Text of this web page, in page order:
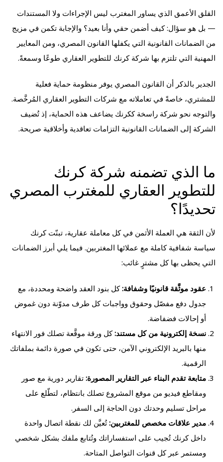
القلق الأعمق الذي يساور المغترب ليس الإجراءات ولا المستندات
— بل هو سؤال: كيف أضمن حقي وأنا بعيد؟ والإجابة تكمن في مزيج
من الضمانات القانونية التي يكفلها القانون المصري، ومن المعايير
المهنية التي تلتزم بها شركة كرنك للتطوير العقاري طوعًا وسمعةً.
الجدير بالذكر أن القانون المصري يوفر منظومة حماية فعلية
للمشتري، خاصةً في تعاملاته مع شركات التطوير العقاري المُرخَّصة.
والتوجه نحو شركة راسخة ككرنك يضاعف هذه الحماية، إذ تُضيف
الشركة إلى الضمانات القانونية التزامات تعاقدية وأخلاقية صريحة.
ما الذي تضمنه شركة كرنك
للتطوير العقاري للمغترب المصري
تحديدًا؟
لأن الثقة هي العملة الأثمن في كل معاملة عقارية، تبنّت كرنك
سياسة شفافية كاملة مع عملائها المغتربين. فيما يلي أبرز الضمانات
التي يحظى بها كل مشترٍ غائب:
عقود موثَّقة قانونيًا وشفافة:كل بنود العقد واضحة ومحددة، مع
جدول دفع مفصّل وحقوق وواجبات كل طرف مدوّنة دون غموض
أو إحالات فضفاضة.
نسخة إلكترونية من كل مستند:كل ورقة موقَّعة تصلك فور الانتهاء
منها بالبريد الإلكتروني الآمن، حتى تكون في صورة دائمة بملفاتك
الرقمية.
متابعة تقدم البناء عبر التقارير المصورة: تقارير دورية مع صور
ومقاطع فيديو من موقع المشروع تصلك بانتظام، لتطّلع على
مراحل تسليم وحدتك دون الحاجة إلى السفر.
مدير علاقات مخصص للمغتربين: تُعيَّن لك نقطة اتصال واحدة
داخل كرنك تُجيب على استفساراتك وتُتابع ملفك بشكل شخصي
ومستمر عبر كل قنوات التواصل المتاحة.